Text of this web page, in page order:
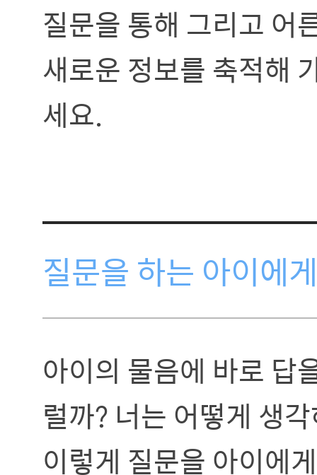
질문을 통해 그리고 어
새로운 정보를 축적해
세요.
질문을 하는 아이에
아이의 물음에 바로 답
럴까? 너는 어떻게 생
이렇게 질문을 아이에